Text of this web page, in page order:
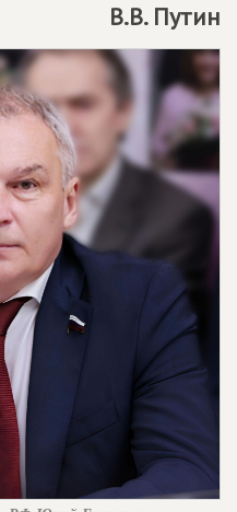
В.В. Путин